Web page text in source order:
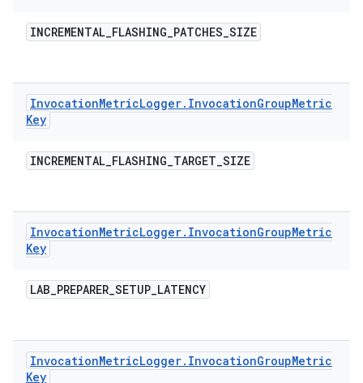
INCREMENTAL_FLASHING_PATCHES_SIZE
InvocationMetricLogger. InvocationGroupMetric
Key
INCREMENTAL_FLASHING_TARGET_SIZE
InvocationMetricLogger. InvocationGroupMetric
Key
LAB_PREPARER_SETUP_LATENCY
InvocationMetricLogger. InvocationGroupMetric
Key